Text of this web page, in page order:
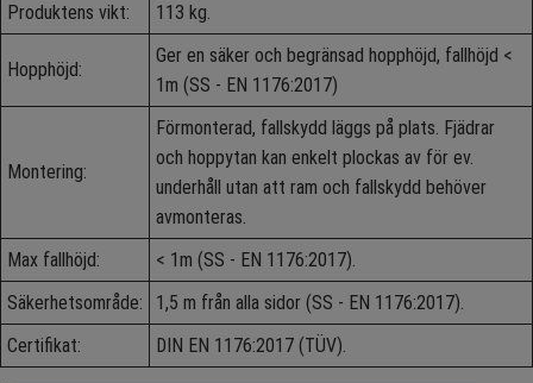
Produktens vikt:
113 kg.
Hopphöjd:
Ger en säker och begränsad hopphöjd, fallhöjd <
1m (SS - EN 1176:2017)
Montering:
Förmonterad, fallskydd läggs på plats. Fjädrar
och hoppytan kan enkelt plockas av för ev.
underhåll utan att ram och fallskydd behöver
avmonteras.
Max fallhöjd:
< 1m (SS - EN 1176:2017).
Säkerhetsområde:
1,5 m från alla sidor (SS - EN 1176:2017).
Certifikat:
DIN EN 1176:2017 (TÜV).